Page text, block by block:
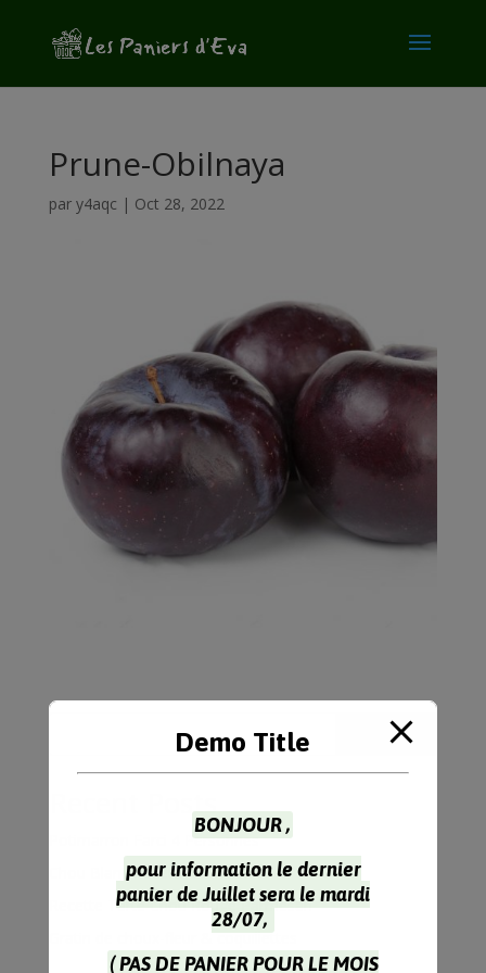
Prune-Obilnaya
par y4aqc | Oct 28, 2022
Rechercher
Recent Posts
Potimarron Farci 4 Personnes
Chou Blanc Recette à l’Indienne
Recette Tarte Chou Rouge Parmesan
Gratin de choux-fleur & coquillettes
Demo Title
BONJOUR ,
pour information le dernier
panier de Juillet sera le mardi
28/07,
( PAS DE PANIER POUR LE MOIS